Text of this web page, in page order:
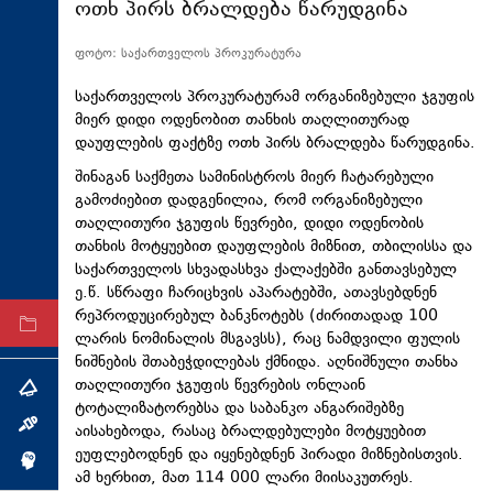
საზოგადოება
სამართალი
თავდაცვა
რეგიონი
სპორტი
ტაბლოიდი
არქივი
თემა
ინტერვიუ
ინქვიზიცია
ოთხ პირს ბრალდება წარუდგინა
ფოტო: საქართველოს პროკურატურა
საქართველოს პროკურატურამ ორგანიზებული ჯგუფის
მიერ დიდი ოდენობით თანხის თაღლითურად
დაუფლების ფაქტზე ოთხ პირს ბრალდება წარუდგინა.
შინაგან საქმეთა სამინისტროს მიერ ჩატარებული
გამოძიებით დადგენილია, რომ ორგანიზებული
თაღლითური ჯგუფის წევრები, დიდი ოდენობის
თანხის მოტყუებით დაუფლების მიზნით, თბილისსა და
საქართველოს სხვადასხვა ქალაქებში განთავსებულ
ე.წ. სწრაფი ჩარიცხვის აპარატებში, ათავსებდნენ
რეპროდუცირებულ ბანკნოტებს (ძირითადად 100
ლარის ნომინალის მსგავსს), რაც ნამდვილი ფულის
ნიშნების შთაბეჭდილებას ქმნიდა. აღნიშნული თანხა
თაღლითური ჯგუფის წევრების ონლაინ
ტოტალიზატორებსა და საბანკო ანგარიშებზე
აისახებოდა, რასაც ბრალდებულები მოტყუებით
ეუფლებოდნენ და იყენებდნენ პირადი მიზნებისთვის.
ამ ხერხით, მათ 114 000 ლარი მიისაკუთრეს.